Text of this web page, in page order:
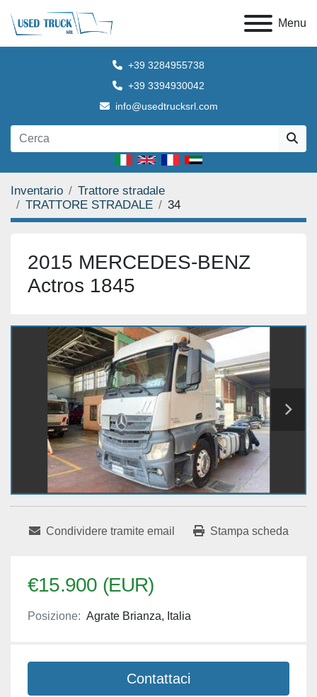
Menu
+39 3284955738
+39 3394930042
info@usedtrucksrl.com
Inventario
Trattore stradale
TRATTORE STRADALE
34
2015 MERCEDES-BENZ
Actros 1845
Condividere tramite email Stampa scheda
€15.900 (EUR)
Posizione: Agrate Brianza, Italia
Contattaci